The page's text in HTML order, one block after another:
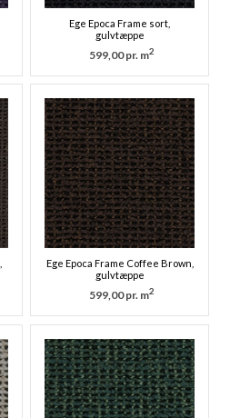
Ege Epoca Frame sort,
gulvtæppe
599,00 pr. m2
Ege Epoca Frame Coffee Brown,
gulvtæppe
599,00 pr. m2